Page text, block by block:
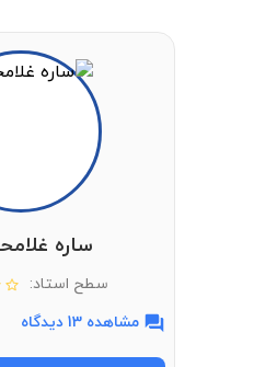
ساره
سطح استاد:
مشاهده 13 دیدگاه